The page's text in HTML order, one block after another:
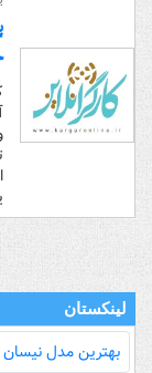
لینکستان
بهترین مدل‌ نیسان